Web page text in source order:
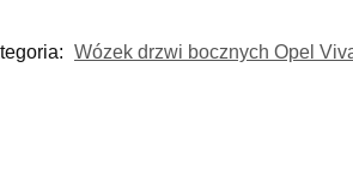
Wózek drzwi bocznych Opel